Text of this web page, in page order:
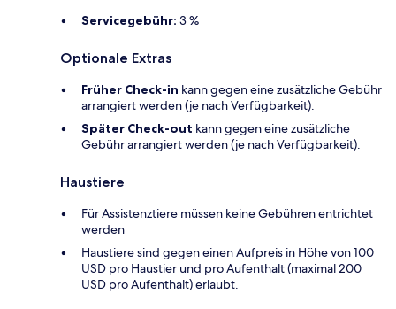
Servicegebühr: 3 %
Optionale Extras
Früher Check-in kann gegen eine zusätzliche Gebühr
arrangiert werden (je nach Verfügbarkeit).
Später Check-out kann gegen eine zusätzliche
Gebühr arrangiert werden (je nach Verfügbarkeit).
Haustiere
Für Assistenztiere müssen keine Gebühren entrichtet
werden
Haustiere sind gegen einen Aufpreis in Höhe von 100
USD pro Haustier und pro Aufenthalt (maximal 200
USD pro Aufenthalt) erlaubt.